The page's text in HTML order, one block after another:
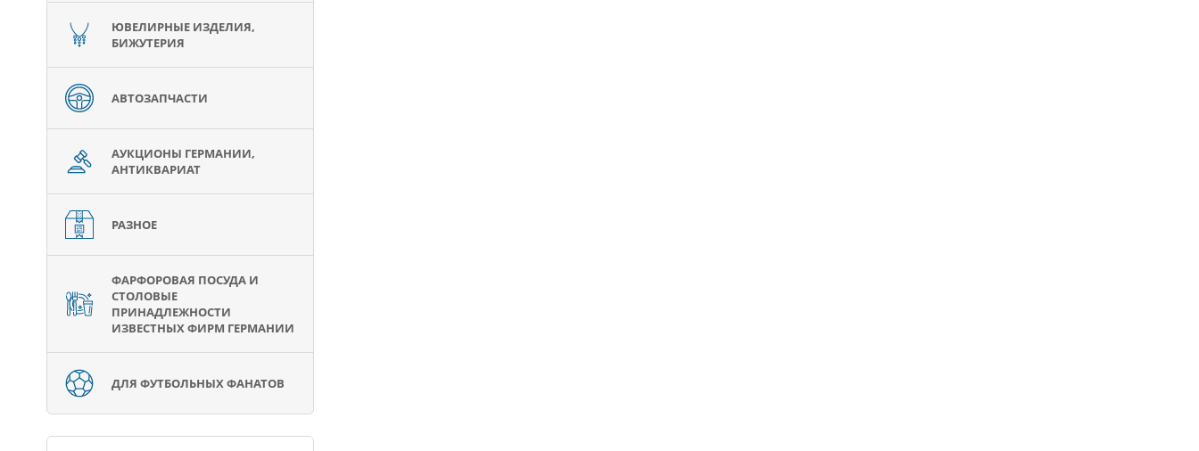
ЮВЕЛИРНЫЕ ИЗДЕЛИЯ,
БИЖУТЕРИЯ
АВТОЗАПЧАСТИ
АУКЦИОНЫ ГЕРМАНИИ,
АНТИКВАРИАТ
РАЗНОЕ
ФАРФОРОВАЯ ПОСУДА И
СТОЛОВЫЕ
ПРИНАДЛЕЖНОСТИ
ИЗВЕСТНЫХ ФИРМ ГЕРМАНИИ
ДЛЯ ФУТБОЛЬНЫХ ФАНАТОВ